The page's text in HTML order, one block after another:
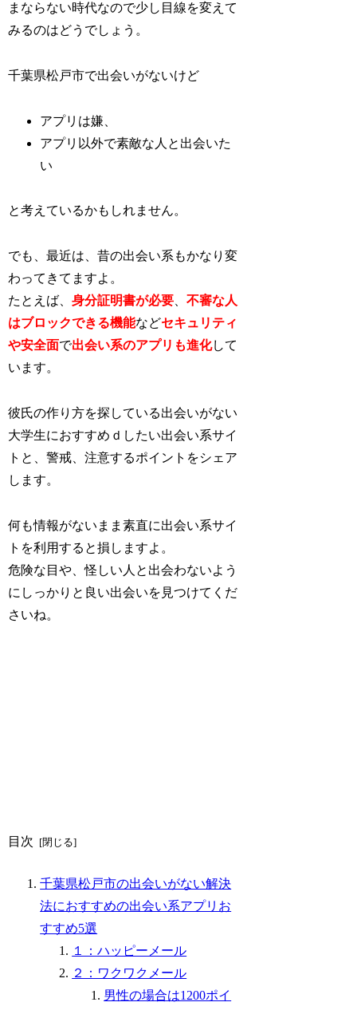
まならない時代なので少し目線を変えて
みるのはどうでしょう。
千葉県松戸市で出会いがないけど
アプリは嫌、
アプリ以外で素敵な人と出会いた
い
と考えているかもしれません。
でも、最近は、昔の出会い系もかなり変
わってきてますよ。
たとえば、身分証明書が必要 、不審な人
はブロックできる機能などセキュリティ
や安全面で出会い系のアプリも進化して
います。
彼氏の作り方を探している出会いがない
大学生におすすめｄしたい出会い系サイ
トと、警戒、注意するポイントをシェア
します。
何も情報がないまま素直に出会い系サイ
トを利用すると損しますよ。
危険な目や、怪しい人と出会わないよう
にしっかりと良い出会いを見つけてくだ
さいね。
目次
千葉県松戸市の出会いがない解決
法におすすめの出会い系アプリお
すすめ5選
１：ハッピーメール
２：ワクワクメール
男性の場合は1200ポイ